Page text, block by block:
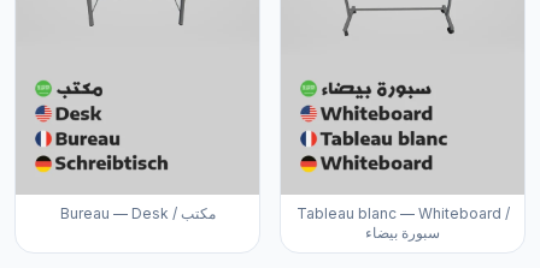
Bureau — Desk / مكتب
Tableau blanc — Whiteboard /
سبورة بيضاء